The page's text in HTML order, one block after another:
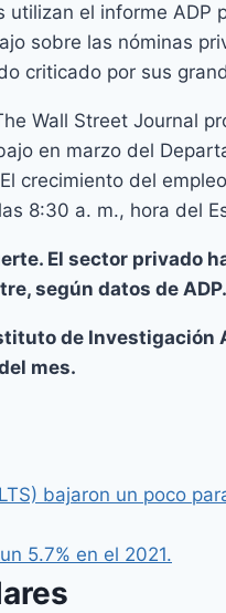
utilizan el informe ADP
sobre las nóminas
criticado por sus
Wall Street Journal
en marzo del
crecimiento del
8:30 a. m., hora del
El sector privado
según datos de ADP.
de Investigación
mes.
bajaron un poco
5.7% en el 2021.